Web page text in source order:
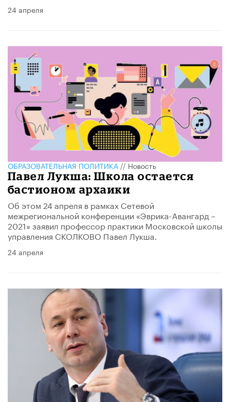
24 апреля
ОБРАЗОВАТЕЛЬНАЯ ПОЛИТИКА//Новость
Павел Лукша: Школа остается
бастионом архаики
​Об этом 24 апреля в рамках Сетевой
межрегиональной конференции «Эврика-Авангард –
2021» заявил профессор практики Московской школы
управления СКОЛКОВО Павел Лукша.
24 апреля